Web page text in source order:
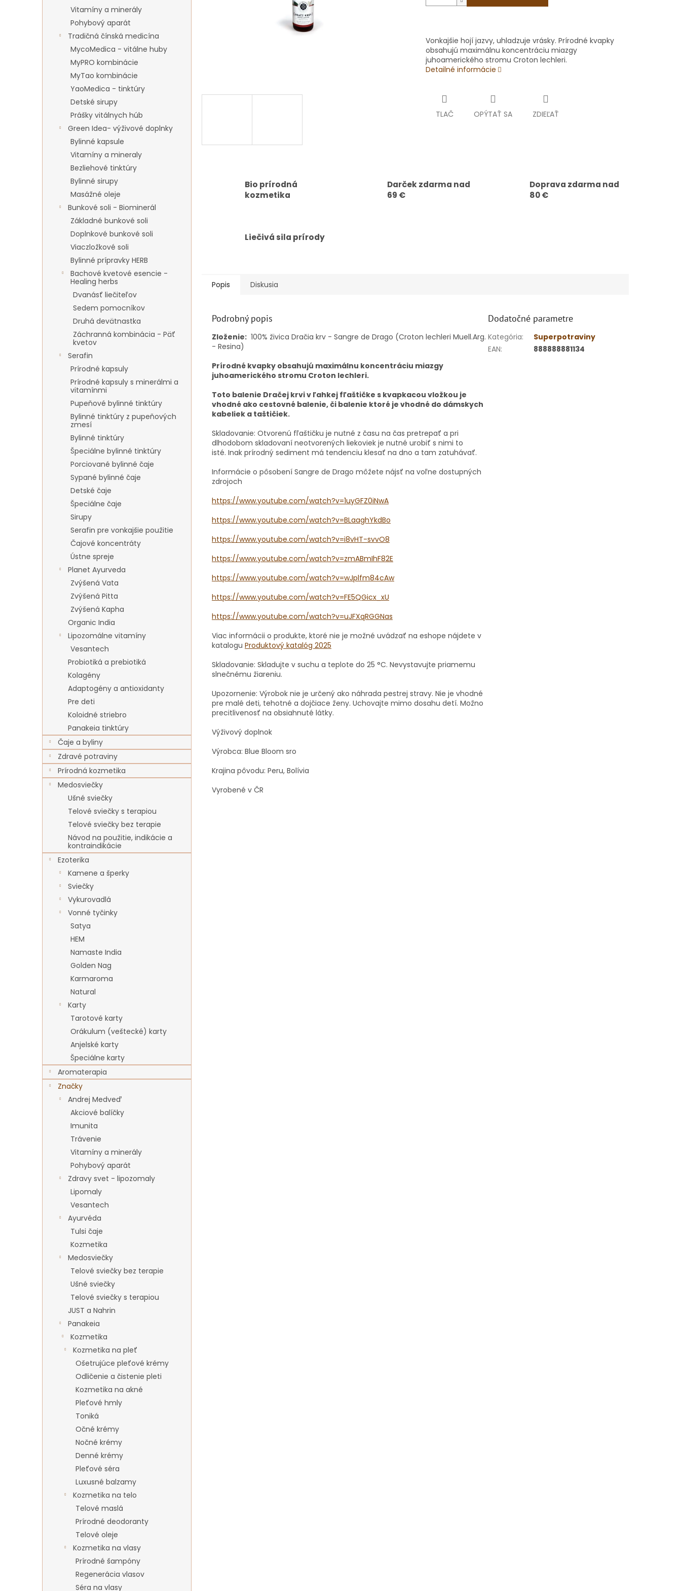
Vitamíny a minerály
Pohybový aparát
Tradičná čínská medicína
MycoMedica - vitálne huby
MyPRO kombinácie
MyTao kombinácie
YaoMedica - tinktúry
Detské sirupy
Prášky vitálnych húb
Green Idea- výživové doplnky
Bylinné kapsule
Vitamíny a mineraly
Bezliehové tinktúry
Bylinné sirupy
Masážné oleje
Bunkové soli - Biominerál
Základné bunkové soli
Doplnkové bunkové soli
Viaczložkové soli
Bylinné prípravky HERB
Bachové kvetové esencie -
Healing herbs
Dvanásť liečiteľov
Sedem pomocníkov
Druhá devätnastka
Záchranná kombinácia - Päť
kvetov
Serafin
Prírodné kapsuly
Prírodné kapsuly s minerálmi a
vitamínmi
Pupeňové bylinné tinktúry
Bylinné tinktúry z pupeňových
zmesí
Bylinné tinktúry
Špeciálne bylinné tinktúry
Porciované bylinné čaje
Sypané bylinné čaje
Detské čaje
Špeciálne čaje
Sirupy
Serafin pre vonkajšie použitie
Čajové koncentráty
Ústne spreje
Planet Ayurveda
Zvýšená Vata
Zvýšená Pitta
Zvýšená Kapha
Organic India
Lipozomálne vitamíny
Vesantech
Probiotiká a prebiotiká
Kolagény
Adaptogény a antioxidanty
Pre deti
Koloidné striebro
Panakeia tinktúry
Čaje a byliny
Zdravé potraviny
Prírodná kozmetika
Medosviečky
Ušné sviečky
Telové sviečky s terapiou
Telové sviečky bez terapie
Návod na použitie, indikácie a
kontraindikácie
Ezoterika
Kamene a šperky
Sviečky
Vykurovadlá
Vonné tyčinky
Satya
HEM
Namaste India
Golden Nag
Karmaroma
Natural
Karty
Tarotové karty
Orákulum (veštecké) karty
Anjelské karty
Špeciálne karty
Aromaterapia
Značky
Andrej Medveď
Akciové balíčky
Imunita
Trávenie
Vitamíny a minerály
Pohybový aparát
Zdravy svet - lipozomaly
Lipomaly
Vesantech
Ayurvéda
Tulsi čaje
Kozmetika
Medosviečky
Telové sviečky bez terapie
Ušné sviečky
Telové sviečky s terapiou
JUST a Nahrin
Panakeia
Kozmetika
Kozmetika na pleť
Ošetrujúce pleťové krémy
Odličenie a čistenie pleti
Kozmetika na akné
Pleťové hmly
Toniká
Očné krémy
Nočné krémy
Denné krémy
Pleťové séra
Luxusné balzamy
Kozmetika na telo
Telové maslá
Prírodné deodoranty
Telové oleje
Kozmetika na vlasy
Prírodné šampóny
Regenerácia vlasov
Séra na vlasy
Vonkajšie hojí jazvy, uhladzuje vrásky. Prírodné kvapky
obsahujú maximálnu koncentráciu miazgy
juhoamerického stromu Croton lechleri.
Detailné informácie
TLAČ OPÝTAŤ SA ZDIEĽAŤ
Bio prírodná
kozmetika
Darček zdarma nad
69 €
Doprava zdarma nad
80 €
Liečivá sila prírody
Popis Diskusia
Podrobný popis
Zloženie: 100% živica Dračia krv - Sangre de Drago (Croton lechleri ​​Muell.Arg.
- Resina)
Prírodné kvapky obsahujú maximálnu koncentráciu miazgy
juhoamerického stromu Croton lechleri.
Toto balenie Dračej krvi v ľahkej fľaštičke s kvapkacou vložkou je
vhodné ako cestovné balenie, či balenie ktoré je vhodné do dámskych
kabeliek a taštičiek.
Skladovanie: Otvorenú fľaštičku je nutné z času na čas pretrepať a pri
dlhodobom skladovaní neotvorených liekoviek je nutné urobiť s nimi to
isté. Inak prírodný sediment má tendenciu klesať na dno a tam zatuhávať.
Informácie o pôsobení Sangre de Drago môžete nájsť na voľne dostupných
zdrojoch
https://www.youtube.com/watch?v=1uyGFZ0iNwA
https://www.youtube.com/watch?v=BLaaghYkdBo
https://www.youtube.com/watch?v=i8vHT-svvO8
https://www.youtube.com/watch?v=zmABmIhF82E
https://www.youtube.com/watch?v=wJplfm84cAw
https://www.youtube.com/watch?v=FE5QGicx_xU
https://www.youtube.com/watch?v=uJFXqRGGNas
Viac informácii o produkte, ktoré nie je možné uvádzať na eshope nájdete v
katalogu Produktový katalóg 2025
Skladovanie: Skladujte v suchu a teplote do 25 °C. Nevystavujte priamemu
slnečnému žiareniu.
Upozornenie: Výrobok nie je určený ako náhrada pestrej stravy. Nie je vhodné
pre malé deti, tehotné a dojčiace ženy. Uchovajte mimo dosahu detí. Možno
precitlivenosť na obsiahnuté látky.
Výživový doplnok
Výrobca: Blue Bloom sro
Krajina pôvodu: Peru, Bolívia
Vyrobené v ČR
Dodatočné parametre
Kategória:
Superpotraviny
EAN: 888888881134